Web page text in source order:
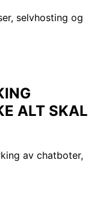
selvhosting og
ALT SKAL
av chatboter,